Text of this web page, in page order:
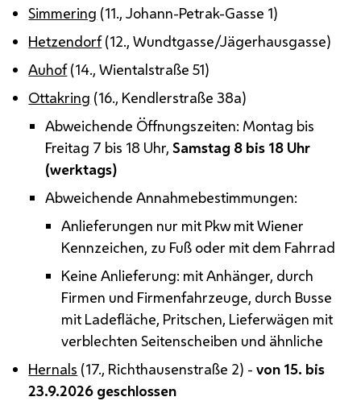
Simmering (11., Johann-Petrak-Gasse 1)
Hetzendorf(12., Wundtgasse/Jägerhausgasse)
Auhof(14., Wientalstraße 51)
Ottakring (16., Kendlerstraße 38a)
Abweichende Öffnungszeiten: Montag bis
Freitag 7 bis 18 Uhr, Samstag 8 bis 18 Uhr
(werktags)
Abweichende Annahmebestimmungen:
Anlieferungen nur mit Pkw mit Wiener
Kennzeichen, zu Fuß oder mit dem Fahrrad
Keine Anlieferung: mit Anhänger, durch
Firmen und Firmenfahrzeuge, durch Busse
mit Ladefläche, Pritschen, Lieferwägen mit
verblechten Seitenscheiben und ähnliche
Hernals (17., Richthausenstraße 2) -von 15. bis
23.9.2026 geschlossen